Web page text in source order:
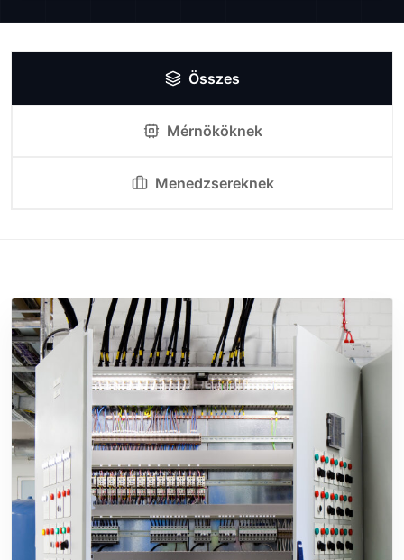
Összes
Mérnököknek
Menedzsereknek